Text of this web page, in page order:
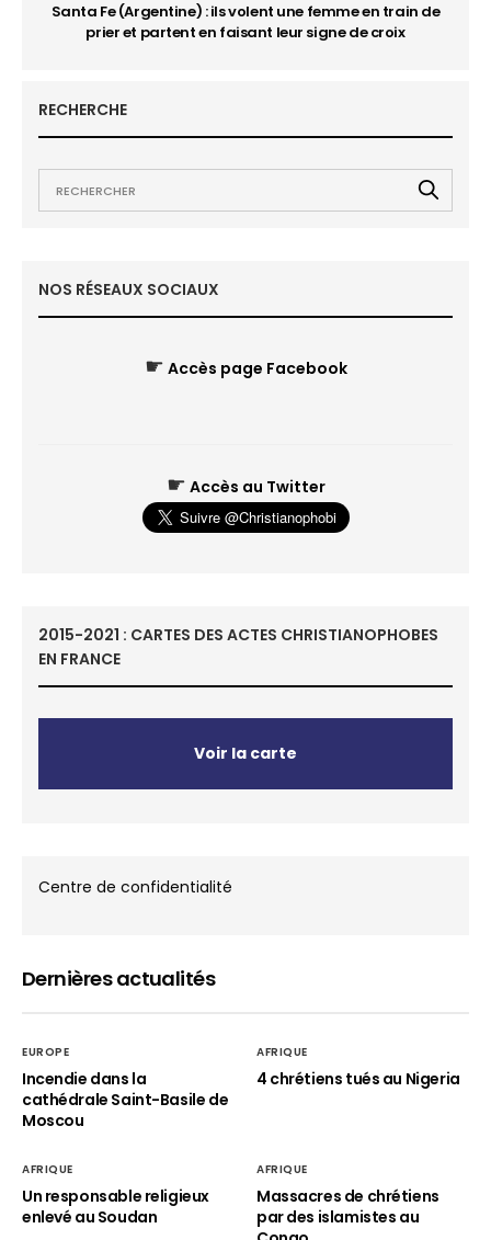
Santa Fe (Argentine) : ils volent une femme en train de
prier et partent en faisant leur signe de croix
RECHERCHE
NOS RÉSEAUX SOCIAUX
☛ Accès page Facebook
☛ Accès au Twitter
2015-2021 : CARTES DES ACTES CHRISTIANOPHOBES
EN FRANCE
Voir la carte
Centre de confidentialité
Dernières actualités
EUROPE
Incendie dans la
cathédrale Saint-Basile de
Moscou
AFRIQUE
4 chrétiens tués au Nigeria
AFRIQUE
Un responsable religieux
enlevé au Soudan
AFRIQUE
Massacres de chrétiens
par des islamistes au